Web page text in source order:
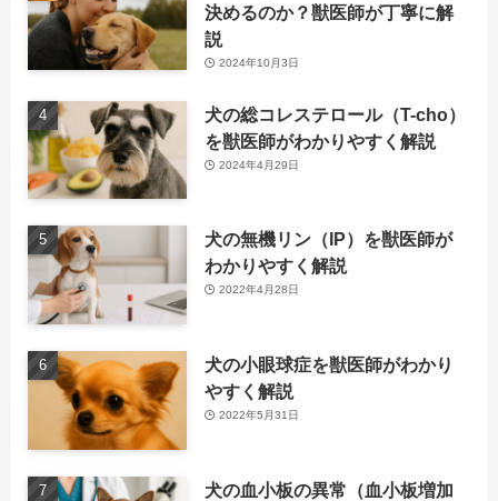
決めるのか？獣医師が丁寧に解
説
2024年10月3日
犬の総コレステロール（T-cho）
を獣医師がわかりやすく解説
2024年4月29日
犬の無機リン（IP）を獣医師が
わかりやすく解説
2022年4月28日
犬の小眼球症を獣医師がわかり
やすく解説
2022年5月31日
犬の血小板の異常（血小板増加